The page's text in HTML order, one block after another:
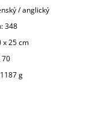
/ anglický
348
x 25 cm
70
g